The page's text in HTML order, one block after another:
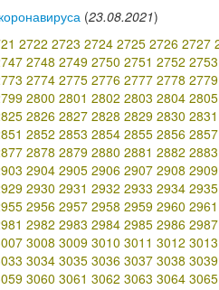
(23.08.2021)
2722 2723 2724 2725 2726 2727
2748 2749 2750 2751 2752 2753
2774 2775 2776 2777 2778 2779
2800 2801 2802 2803 2804 2805
2826 2827 2828 2829 2830 2831
2852 2853 2854 2855 2856 2857
2878 2879 2880 2881 2882 2883
2904 2905 2906 2907 2908 2909
2930 2931 2932 2933 2934 2935
2956 2957 2958 2959 2960 2961
2982 2983 2984 2985 2986 2987
3008 3009 3010 3011 3012 3013
3034 3035 3036 3037 3038 3039
3060 3061 3062 3063 3064 3065